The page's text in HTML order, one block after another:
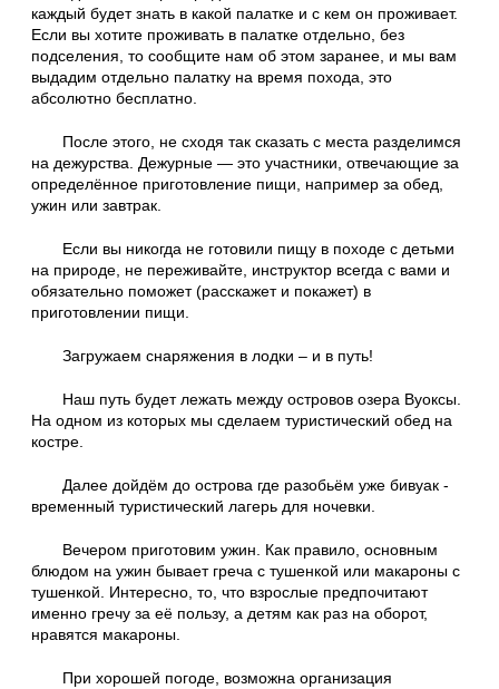
каждый будет знать в какой палатке и с кем он проживает.
Если вы хотите проживать в палатке отдельно, без
подселения, то сообщите нам об этом заранее, и мы вам
выдадим отдельно палатку на время похода, это
абсолютно бесплатно.
После этого, не сходя так сказать с места разделимся
на дежурства. Дежурные — это участники, отвечающие за
определённое приготовление пищи, например за обед,
ужин или завтрак.
Если вы никогда не готовили пищу в походе с детьми
на природе, не переживайте, инструктор всегда с вами и
обязательно поможет (расскажет и покажет) в
приготовлении пищи.
Загружаем снаряжения в лодки – и в путь!
Наш путь будет лежать между островов озера Вуоксы.
На одном из которых мы сделаем туристический обед на
костре.
Далее дойдём до острова где разобьём уже бивуак -
временный туристический лагерь для ночевки.
Вечером приготовим ужин. Как правило, основным
блюдом на ужин бывает греча с тушенкой или макароны с
тушенкой. Интересно, то, что взрослые предпочитают
именно гречу за её пользу, а детям как раз на оборот,
нравятся макароны.
При хорошей погоде, возможна организация